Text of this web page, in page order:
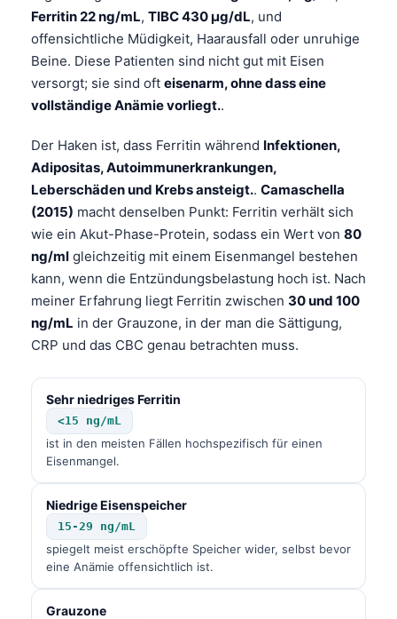
Ferritin 22 ng/mL, TIBC 430 µg/dL, und
offensichtliche Müdigkeit, Haarausfall oder unruhige
Beine. Diese Patienten sind nicht gut mit Eisen
versorgt; sie sind oft eisenarm, ohne dass eine
vollständige Anämie vorliegt..
Der Haken ist, dass Ferritin während Infektionen,
Adipositas, Autoimmunerkrankungen,
Leberschäden und Krebs ansteigt.. Camaschella
(2015) macht denselben Punkt: Ferritin verhält sich
wie ein Akut-Phase-Protein, sodass ein Wert von 80
ng/ml gleichzeitig mit einem Eisenmangel bestehen
kann, wenn die Entzündungsbelastung hoch ist. Nach
meiner Erfahrung liegt Ferritin zwischen 30 und 100
ng/mL in der Grauzone, in der man die Sättigung,
CRP und das CBC genau betrachten muss.
Sehr niedriges Ferritin
<15 ng/mL
ist in den meisten Fällen hochspezifisch für einen
Eisenmangel.
Niedrige Eisenspeicher
15-29 ng/mL
spiegelt meist erschöpfte Speicher wider, selbst bevor
eine Anämie offensichtlich ist.
Grauzone